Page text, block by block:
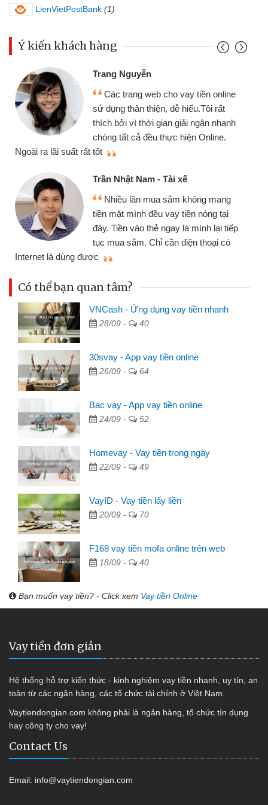
LienVietPostBank (1)
Ý kiến khách hàng
Trang Nguyễn
Các trang web cho vay tiền online
sử dụng thân thiện, dễ hiểu.Tôi rất
thích bởi vì thời gian giải ngân nhanh
chóng tất cả đều thực hiện Online.
Ngoài ra lãi suất rất tốt
Trần Nhật Nam - Tài xế
Nhiều lần mua sắm không mang
tiền mặt mình đều vay tiền nóng tại
đây. Tiền vào thẻ ngay là mình lại tiếp
tục mua sắm. Chỉ cần điện thoại có
Internet là dùng được
Có thể bạn quan tâm?
VNCash - Ứng dụng vay tiền nhanh
28/09 - 40
30svay - App vay tiền online
26/09 - 64
Bac vay - App vay tiền online
24/09 - 52
Homevay - Vay tiền trong ngày
22/09 - 49
VayID - Vay tiền lấy liền
20/09 - 70
F168 vay tiền mofa online trên web
18/09 - 40
Bạn muốn vay tiền? - Click xem Vay tiền Online
Vay tiền đơn giản
Hệ thống hỗ trợ kiến thức - kinh nghiệm vay tiền nhanh, uy tín, an
toàn từ các ngân hàng, các tổ chức tài chính ở Việt Nam.
Vaytiendongian.com không phải là ngân hàng, tổ chức tín dụng
hay công ty cho vay!
Contact Us
Email: info@vaytiendongian.com